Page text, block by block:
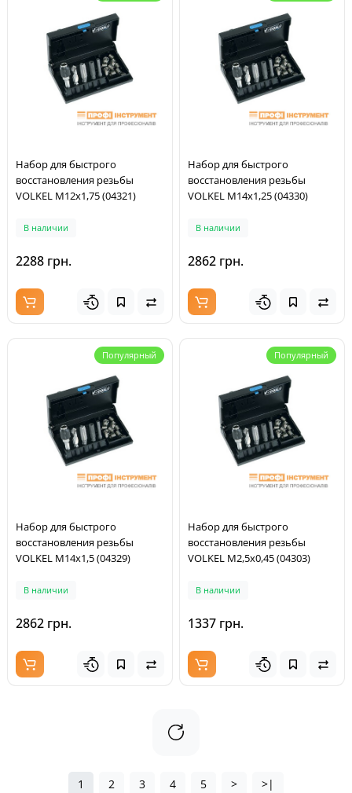
Набор для быстрого
восстановления резьбы
VOLKEL M12x1,75 (04321)
В наличии
2288 грн.
Набор для быстрого
восстановления резьбы
VOLKEL M14x1,25 (04330)
В наличии
2862 грн.
Популярный
Набор для быстрого
восстановления резьбы
VOLKEL M14x1,5 (04329)
В наличии
2862 грн.
Популярный
Набор для быстрого
восстановления резьбы
VOLKEL M2,5x0,45 (04303)
В наличии
1337 грн.
1 2 3 4 5 > >|